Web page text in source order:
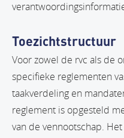
Toezichtstructuur
Voor zowel de rvc als de
specifieke reglementen
taakverdeling en
reglement is opgesteld
van de vennootschap.